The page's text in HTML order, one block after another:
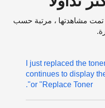
تمت مشاهدتها ، مرتبة حسب
I just replaced the
continues to display
or "Replace Toner".